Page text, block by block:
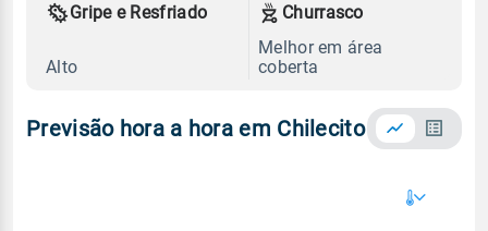
Gripe e Resfriado
Alto
Churrasco
Melhor em área
coberta
Previsão hora a hora em Chilecito